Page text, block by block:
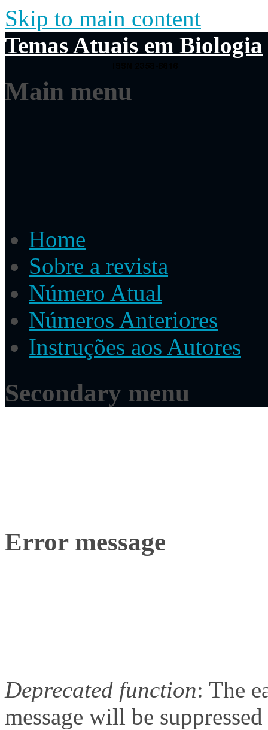
Skip to main content
Temas Atuais em Biologia
Main menu
Home
Sobre a revista
Número Atual
Números Anteriores
Instruções aos Autores
Secondary menu
Error message
Deprecated function: The
message will be